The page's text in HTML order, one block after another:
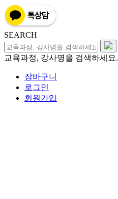
SEARCH
교육과정, 강사명을 검색하세요.
장바구니
로그인
회원가입